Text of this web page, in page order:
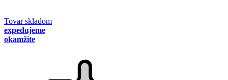
Tovar skladom
expedujeme
okamžite